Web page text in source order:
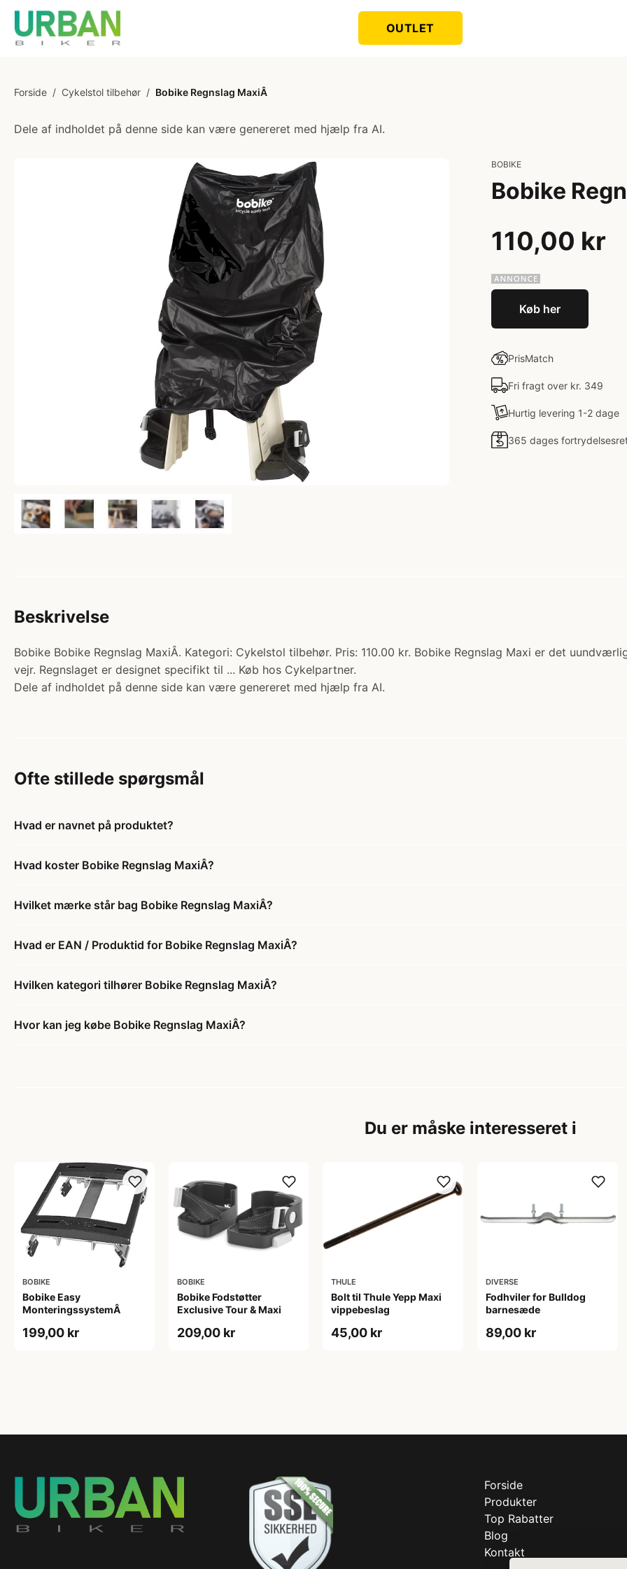
OUTLET
Forside / Cykelstol tilbehør / Bobike Regnslag MaxiÂ
Dele af indholdet på denne side kan være genereret med hjælp fra AI.
BOBIKE
Bobike
110,00 kr
Køb her
PrisMatch
Fri fragt over kr. 349
Hurtig levering 1-2 dage
365 dages
Beskrivelse
Bobike Bobike Regnslag MaxiÂ. Kategori: Cykelstol tilbehør. Pris: 110.00 kr. Bobike Regnslag Maxi er det
vejr. Regnslaget er designet specifikt til ... Køb hos Cykelpartner.
Dele af indholdet på denne side kan være genereret med hjælp fra AI.
Ofte stillede spørgsmål
Hvad er navnet på produktet?
Hvad koster Bobike Regnslag MaxiÂ?
Hvilket mærke står bag Bobike Regnslag MaxiÂ?
Hvad er EAN / Produktid for Bobike Regnslag MaxiÂ?
Hvilken kategori tilhører Bobike Regnslag MaxiÂ?
Hvor kan jeg købe Bobike Regnslag MaxiÂ?
Du er måske interesseret i
BOBIKE
Bobike Easy
MonteringssystemÂ
199,00 kr
BOBIKE
Bobike Fodstøtter
Exclusive Tour & Maxi
209,00 kr
THULE
Bolt til Thule Yepp Maxi
vippebeslag
45,00 kr
DIVERSE
Fodhviler for Bulldog
barnesæde
89,00 kr
Forside
Produkter
Top Rabatter
Blog
Kontakt